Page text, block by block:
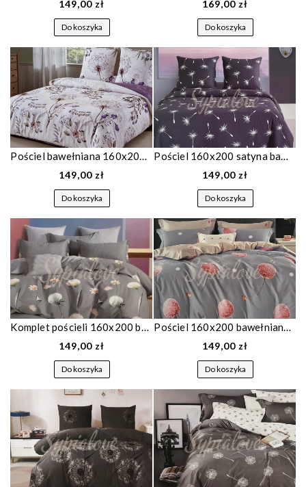
149,00 zł
Do koszyka
169,00 zł
Do koszyka
Pościel bawełniana 160x200 z dmuchawcami 1880
149,00 zł
Do koszyka
Pościel 160x200 satyna bawełniana granatowa w dmuchawce 1864
149,00 zł
Do koszyka
Komplet pościeli 160x200 bawełnianej szara w kwiaty 1774
149,00 zł
Do koszyka
Pościel 160x200 bawełniana szara w dmuchawce 1676
149,00 zł
Do koszyka